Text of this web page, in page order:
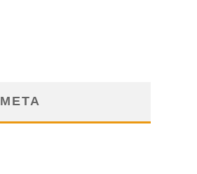
META